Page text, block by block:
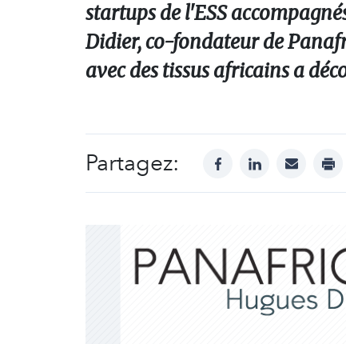
startups de l'ESS
Didier, co-fondateur de
avec des tissus africains a
Partagez: facebooklinkedinmail